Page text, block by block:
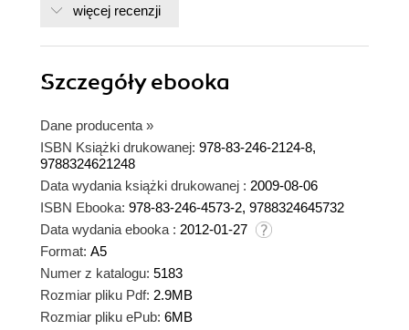
więcej recenzji
Szczegółyebooka
Dane producenta »
ISBN Książki drukowanej: 978-83-246-2124-8,
9788324621248
Data wydania książki drukowanej : 2009-08-06
ISBN Ebooka: 978-83-246-4573-2, 9788324645732
Data wydania ebooka : 2012-01-27
Format: A5
Numer z katalogu: 5183
Rozmiar pliku Pdf: 2.9MB
Rozmiar pliku ePub: 6MB